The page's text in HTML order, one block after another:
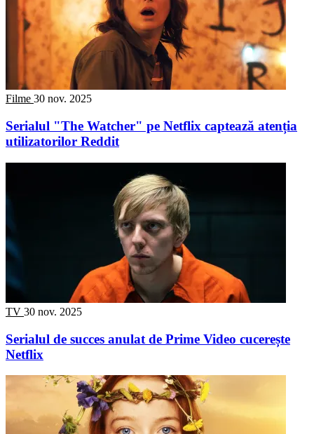
Filme 30 nov. 2025
Serialul "The Watcher" pe Netflix captează atenția
utilizatorilor Reddit
TV 30 nov. 2025
Serialul de succes anulat de Prime Video cucerește
Netflix